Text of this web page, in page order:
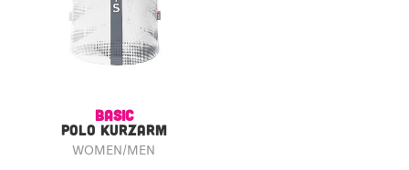
BASIC
POLO KURZARM
WOMEN/MEN